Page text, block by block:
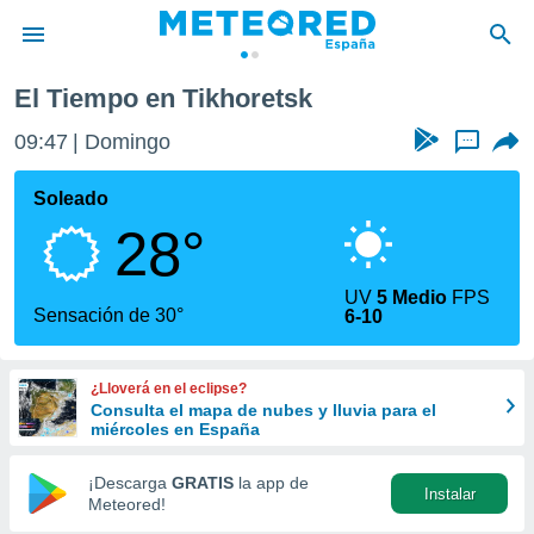
de
por
que se
calidad.
a este
las
y
forma
digital
basada
El Tiempo en Tikhoretsk
09:47 Domingo ...
Soleado
28°
Sensación de 30°
UV5 Medio FPS
6-10
¿Lloverá en el eclipse?
Consulta el mapa de nubes y lluvia para el
miércoles en España
¡Descarga GRATIS la app de
Meteored!
Instalar